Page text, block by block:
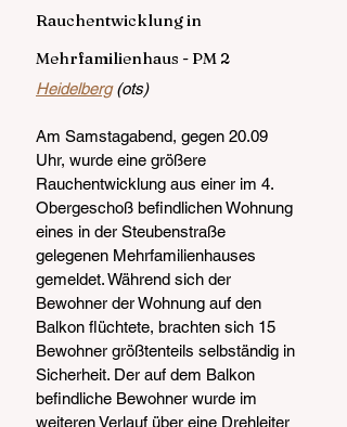
Rauchentwicklung in
Mehrfamilienhaus - PM 2
Heidelberg (ots)
Am Samstagabend, gegen 20.09
Uhr, wurde eine größere
Rauchentwicklung aus einer im 4.
Obergeschoß befindlichen Wohnung
eines in der Steubenstraße
gelegenen Mehrfamilienhauses
gemeldet. Während sich der
Bewohner der Wohnung auf den
Balkon flüchtete, brachten sich 15
Bewohner größtenteils selbständig in
Sicherheit. Der auf dem Balkon
befindliche Bewohner wurde im
weiteren Verlauf über eine Drehleiter